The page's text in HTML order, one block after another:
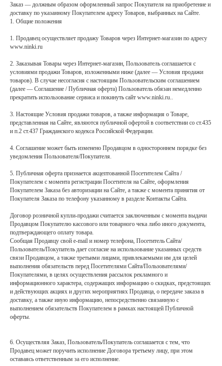
Заказ — должным образом оформленный запрос Покупателя на приобретение и
доставку по указанному Покупателем адресу Товаров, выбранных на Сайте.
1. Общие положения
1. Продавец осуществляет продажу Товаров через Интернет-магазин по адресу
www.ninki.ru
2. Заказывая Товары через Интернет-магазин, Пользователь соглашается с
условиями продажи Товаров, изложенными ниже (далее — Условия продажи
товаров). В случае несогласия с настоящим Пользовательским соглашением
(далее — Соглашение / Публичная оферта) Пользователь обязан немедленно
прекратить использование сервиса и покинуть сайт www.ninki.ru..
3. Настоящие Условия продажи товаров, а также информация о Товаре,
представленная на Сайте, являются публичной офертой в соответствии со ст.435
и п.2 ст.437 Гражданского кодекса Российской Федерации.
4. Соглашение может быть изменено Продавцом в одностороннем порядке без
уведомления Пользователя/Покупателя.
5. Публичная оферта признается акцептованной Посетителем Сайта /
Покупателем с момента регистрации Посетителя на Сайте, оформления
Покупателем Заказа без авторизации на Сайте, а также с момента принятия от
Покупателя Заказа по телефону указанному в разделе Контакты Сайта.
Договор розничной купли-продажи считается заключенным с момента выдачи
Продавцом Покупателю кассового или товарного чека либо иного документа,
подтверждающего оплату товара.
Сообщая Продавцу свой e-mail и номер телефона, Посетитель Сайта/
Пользователь/Покупатель дает согласие на использование указанных средств
связи Продавцом, а также третьими лицами, привлекаемыми им для целей
выполнения обязательств перед Посетителями Сайта/Пользователями/
Покупателями, в целях осуществления рассылок рекламного и
информационного характера, содержащих информацию о скидках, предстоящих
и действующих акциях и других мероприятиях Продавца, о передаче заказа в
доставку, а также иную информацию, непосредственно связанную с
выполнением обязательств Покупателем в рамках настоящей Публичной
оферты.
6. Осуществляя Заказ, Пользователь/Покупатель соглашается с тем, что
Продавец может поручить исполнение Договора третьему лицу, при этом
оставаясь ответственным за его исполнение.